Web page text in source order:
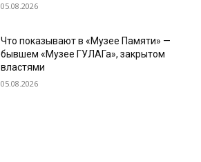
05.08.2026
Что показывают в «Музее Памяти» —
бывшем «Музее ГУЛАГа», закрытом
властями
05.08.2026